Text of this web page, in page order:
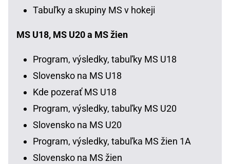
Tabuľky a skupiny MS v hokeji
MS U18, MS U20 a MS žien
Program, výsledky, tabuľky MS U18
Slovensko na MS U18
Kde pozerať MS U18
Program, výsledky, tabuľky MS U20
Slovensko na MS U20
Program, výsledky, tabuľka MS žien 1A
Slovensko na MS žien